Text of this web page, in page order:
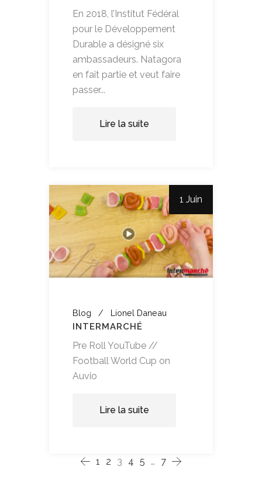
En 2018, l’Institut Fédéral
pour le Développement
Durable a désigné six
ambassadeurs. Natagora
en fait partie et veut faire
passer...
Lire la suite
1 Juin
Blog Lionel Daneau
INTERMARCHÉ
Pre Roll YouTube //
Football World Cup on
Auvio
Lire la suite
1 2 3 4 5 … 7